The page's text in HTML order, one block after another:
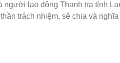
người lao động Thanh tra tỉnh
trách nhiệm, sẻ chia và nghĩa